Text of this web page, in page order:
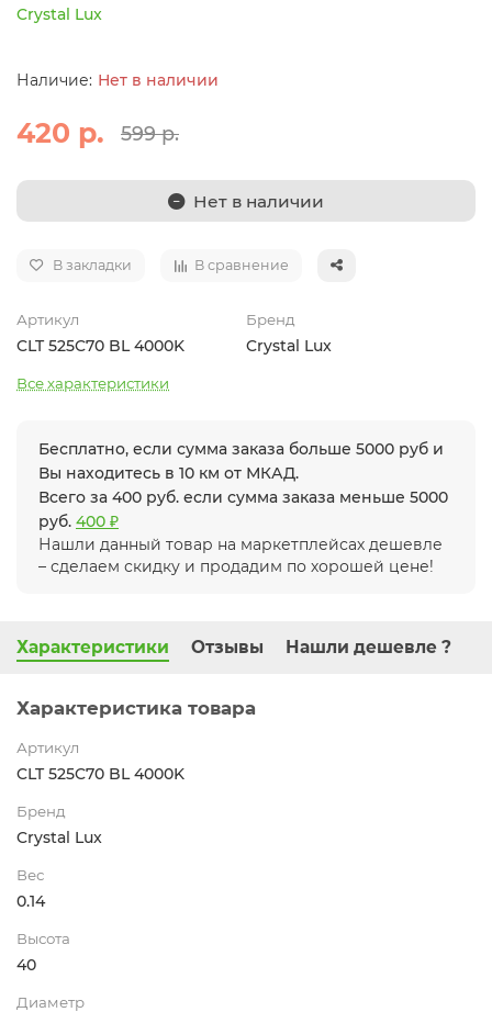
Crystal Lux
Нет в наличии
420 р. 599 р.
Нет в наличии
В закладки В сравнение
Артикул
CLT 525C70 BL 4000K
Бренд
Crystal Lux
Все характеристики
Бесплатно, если сумма заказа больше 5000 руб и
Вы находитесь в 10 км от МКАД.
Всего за 400 руб. если сумма заказа меньше 5000
руб. 400 ₽
Нашли данный товар на маркетплейсах дешевле
– сделаем скидку и продадим по хорошей цене!
Характеристики Отзывы Нашли дешевле ?
Характеристика товара
Артикул
CLT 525C70 BL 4000K
Бренд
Crystal Lux
Вес
0.14
Высота
40
Диаметр